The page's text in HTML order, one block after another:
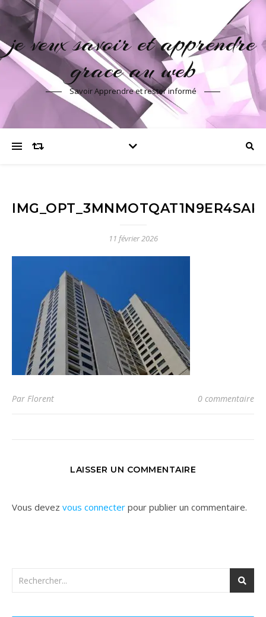
je veux savoir et apprendre
grace au web
Savoir Apprendre et rester informé
11 février 2026
Par Florent 0 commentaire
LAISSER UN COMMENTAIRE
Vous devez vous connecter pour publier un commentaire.